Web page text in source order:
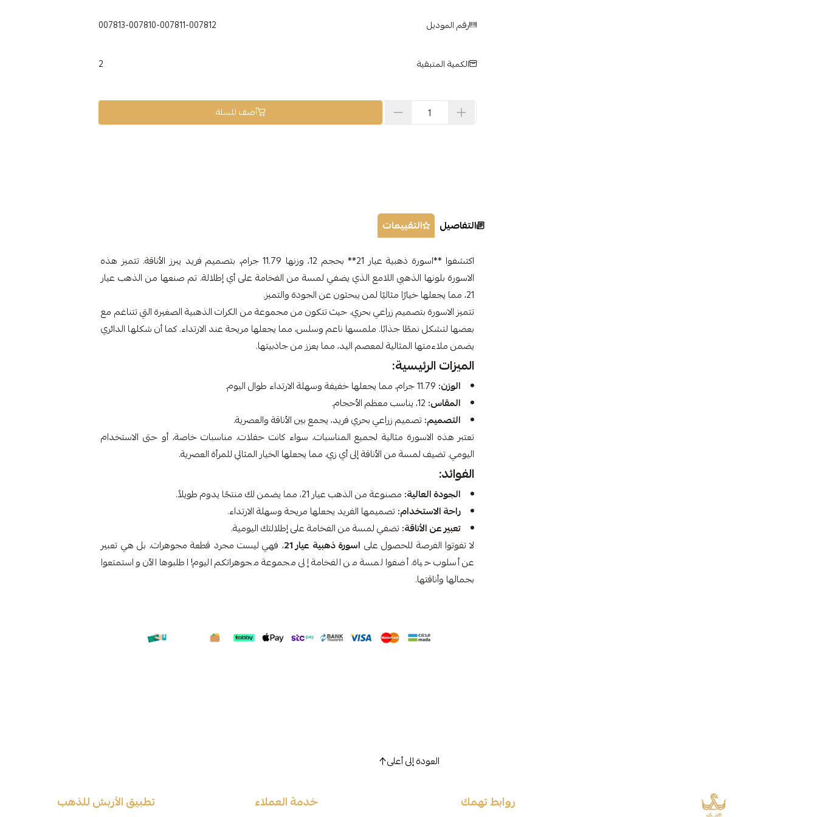
رقم الموديل 007813-007810-007811-007812
الكمية المتبقية 2
أضف للسلة
التفاصيل التقييمات
اكتشفوا **اسورة ذهبية عيار 21** بحجم 12، وزنها 11.79 جرام، بتصميم فريد يبرز الأناقة. تتميز هذه
الاسورة بلونها الذهبي اللامع الذي يضفي لمسة من الفخامة على أي إطلالة. تم صنعها من الذهب عيار
21، مما يجعلها خيارًا مثاليًا لمن يبحثون عن الجودة والتميز.
تتميز الاسورة بتصميم زراعي بحري، حيث تتكون من مجموعة من الكرات الذهبية الصغيرة التي تتناغم مع
بعضها لتشكل نمطًا جذابًا. ملمسها ناعم وسلس، مما يجعلها مريحة عند الارتداء. كما أن شكلها الدائري
يضمن ملاءمتها المثالية لمعصم اليد، مما يعزز من جاذبيتها.
الميزات الرئيسية:
الوزن:
المقاس:
التصميم:تصميم زراعي بحري فريد، يجمع بين الأناقة والعصرية.
تعتبر هذه الاسورة مثالية لجميع المناسبات، سواء كانت حفلات، مناسبات خاصة، أو حتى الاستخدام
اليومي. تضيف لمسة من الأناقة إلى أي زي، مما يجعلها الخيار المثالي للمرأة العصرية.
الفوائد:
الجودة العالية: مصنوعة من الذهب عيار 21، مما يضمن لك منتجًا يدوم طويلاً.
راحة الاستخدام:تصميمها الفريد يجعلها مريحة وسهلة الارتداء.
تعبير عن الأناقة:تضفي لمسة من الفخامة على إطلالتك اليومية.
لا تفوتوا الفرصة للحصول على اسورة ذهبية عيار 21
، فهي ليست مجرد قطعة مجوهرات، بل هي تعبير
عن أسلوب حياة. أضفوا لمسة من الفخامة إلى مجموعة مجوهراتكم اليوم! اطلبوها الآن واستمتعوا
بجمالها وأناقتها.
العودة إلى أعلى
روابط تهمك خدمة العملاء تطبيق الأربش للذهب